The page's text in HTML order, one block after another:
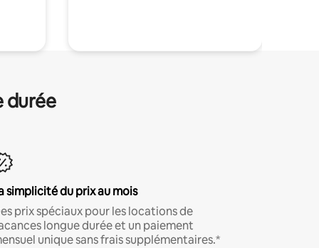
durée
simplicité du prix au mois
prix spéciaux pour les locations de
longue durée et un paiement
unique sans frais supplémentaires.*